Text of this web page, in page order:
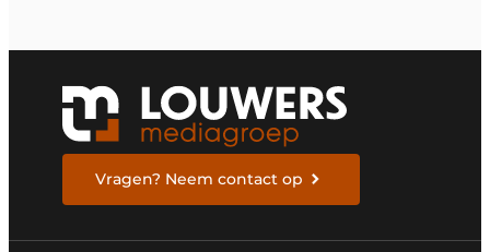
Vragen? Neem contact op